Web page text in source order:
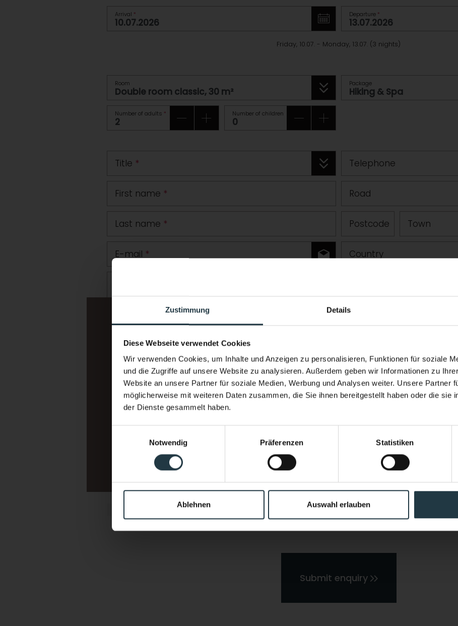
Zustimmung Details
Diese Webseite verwendet Cookies
Wir verwenden Cookies, um Inhalte und Anzeigen zu personalisieren, Funktionen für soziale
und die Zugriffe auf unsere Website zu analysieren. Außerdem geben wir Informationen zu
Website an unsere Partner für soziale Medien, Werbung und Analysen weiter. Unsere Partner
möglicherweise mit weiteren Daten zusammen, die Sie ihnen bereitgestellt haben oder die sie
der Dienste gesammelt haben.
Notwendig
Präferenzen Statistiken
Ablehnen Auswahl erlauben
Arrival * Departure *
Friday, 10.07. - Monday, 13.07. (3 nights)
Room Package
Number of adults * Number of children
Title *
First name *
Last name *
E-mail *
Telephone
Road
Postcode Town
Country
I am interested in:*
Wellness vacation
Mountain sports/alpinism (climbing, ski touring, freeriding, trail running, etc.)
Sports & active vacations (hiking, skiing, guided sports programs, etc.)
Yoga & Meditation Carp
I agree that the personal data entered by me may be processed by the data
of processing my enquiry on the basis of the consent given by me by sending the
Submit enquiry
Heated year-round. With a view of the
the Pitztal Valley.
Come home feeling stronger than when